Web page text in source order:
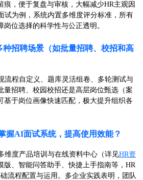
痕，便于复盘与审核，大幅减少HR主观因
试为例，系统内置多维度评分标准，所有
位选择的科学性与公正透明。
招聘场景（如批量招聘、校招和高
流程自定义、题库灵活组卷、多轮测试与
量招聘、校园校招还是高层岗位甄选（案
基于岗位画像快速匹配，极大提升组织各
握AI面试系统，提高使用效能？
维度产品培训与在线资料中心（详见HR资
版、智能问答助手、快捷上手指南等，HR
流程配置与运用。多企业实践表明，团队